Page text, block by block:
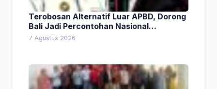
Terobosan Alternatif Luar APBD, Dorong
Bali Jadi Percontohan Nasional
Pembiayaan Daerah
7 Agustus 2026